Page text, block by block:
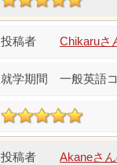
Chikaruさ
一般英語
Akaneさ